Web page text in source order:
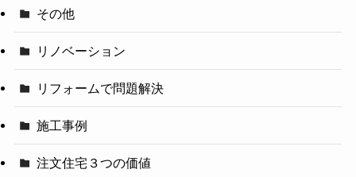
その他
リノベーション
リフォームで問題解決
施工事例
注文住宅３つの価値